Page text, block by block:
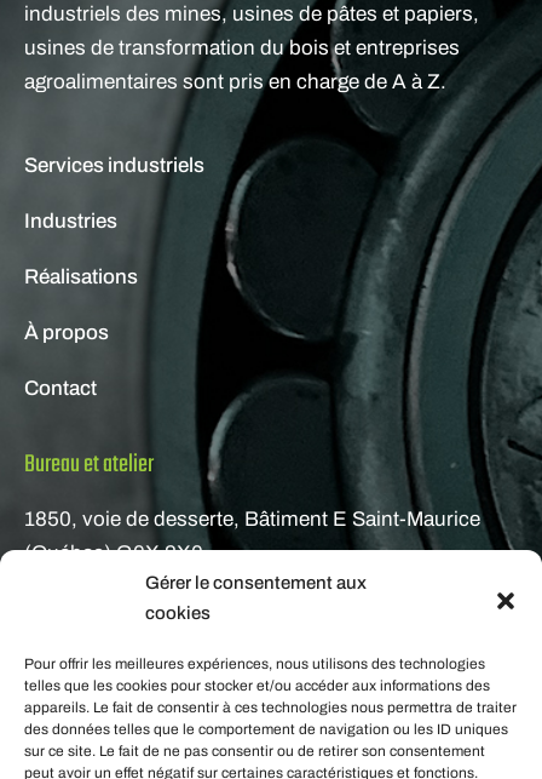
Gérer le consentement aux
cookies
Pour offrir les meilleures expériences, nous utilisons des technologies
telles que les cookies pour stocker et/ou accéder aux informations des
appareils. Le fait de consentir à ces technologies nous permettra de traiter
des données telles que le comportement de navigation ou les ID uniques
sur ce site. Le fait de ne pas consentir ou de retirer son consentement
peut avoir un effet négatif sur certaines caractéristiques et fonctions.
industriels des mines, usines de pâtes et papiers,
usines de transformation du bois et entreprises
agroalimentaires sont pris en charge de A à Z.
Services industriels
Industries
Réalisations
À propos
Contact
Bureau et atelier
1850, voie de desserte, Bâtiment E Saint-Maurice
(Québec) G0X 2X0
gestion@metafab.ca
Téléphone